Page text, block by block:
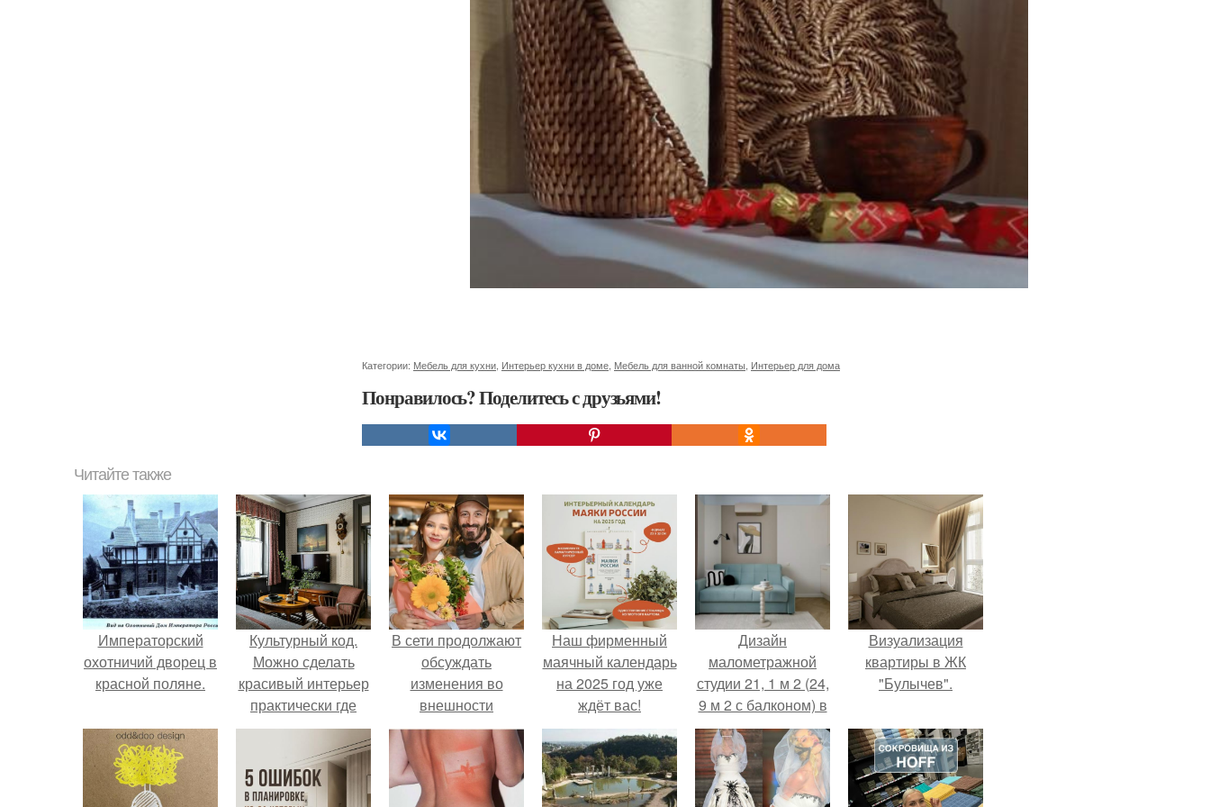
Категории: Мебель для кухни Интерьер кухни в доме Мебель для ванной комнаты Интерьер для дома
Понравилось? Поделитесь с друзьями!
Читайте также
Императорский
охотничий дворец в
красной поляне.
Культурный код.
Можно сделать
красивый интерьер
практически где
угодно.
В сети продолжают
обсуждать
изменения во
внешности
актрисы.
Наш фирменный
маячный календарь
на 2025 год уже
ждёт вас!
Дизайн
малометражной
студии 21, 1 м 2 (24,
9 м 2 с балконом) в
Краснодаре.
Визуализация
квартиры в ЖК
"Булычев".